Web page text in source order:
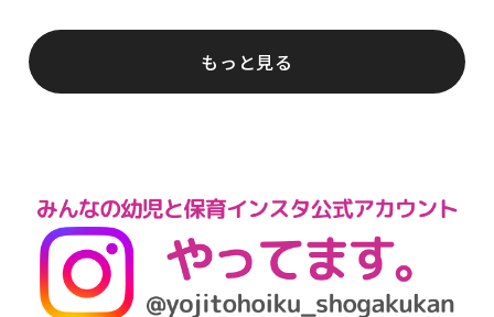
もっと見る